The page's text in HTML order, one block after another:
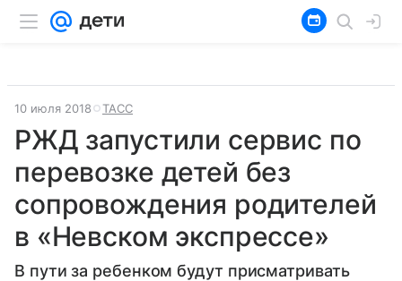
10 июля 2018 ТАСС
РЖД запустили сервис по
перевозке детей без
сопровождения родителей
в «Невском экспрессе»
В пути за ребенком будут присматривать